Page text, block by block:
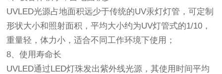
UVLED光源占地面积远少于传统的UV汞灯灯管，可定制
形状大小和照射面积，平均大小约为UV灯管式的1/10，
重量轻，体力小，适合不同工作环境下使用；
8、使用寿命长
UVLED通过LED灯珠发出紫外线光源，其使用时间平均